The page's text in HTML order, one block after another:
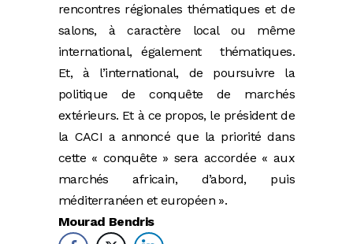
rencontres régionales thématiques et de
salons, à caractère local ou même
international, également thématiques.
Et, à l’international, de poursuivre la
politique de conquête de marchés
extérieurs. Et à ce propos, le président de
la CACI a annoncé que la priorité dans
cette « conquête » sera accordée « aux
marchés africain, d’abord, puis
méditerranéen et européen ».
Mourad Bendris